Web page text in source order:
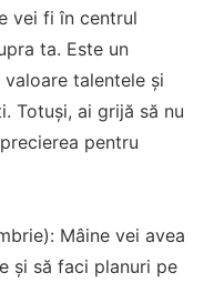
vei fi în centrul
ta. Este un
talentele și
Totuși, ai grijă să nu
pentru
Mâine vei avea
și să faci planuri pe